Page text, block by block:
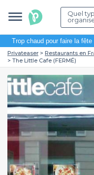
Quel
Trop chaud pour faire la fête
Privateaser Restaurants en
The Little Cafe (FERMÉ)